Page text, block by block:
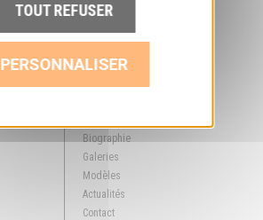
Biographie
Galeries
Modèles
Actualités
Contact
TOUT REFUSER
PERSONNALISER